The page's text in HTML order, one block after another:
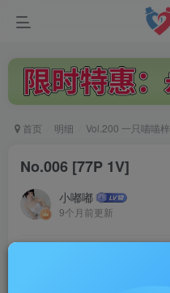
首页 明细 Vol.200 一只喵喵梓
No.006 [77P 1V]
小嘟嘟
9个月前更新